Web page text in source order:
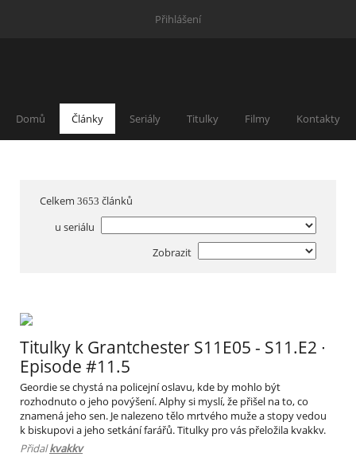
Přihlášení
Domů Články Seriály Titulky Filmy Kontakty
Celkem 3653 článků
u seriálu
Zobrazit
Titulky k Grantchester S11E05 - S11.E2 ∙
Episode #11.5
Geordie se chystá na policejní oslavu, kde by mohlo být
rozhodnuto o jeho povýšení. Alphy si myslí, že přišel na to, co
znamená jeho sen. Je nalezeno tělo mrtvého muže a stopy vedou
k biskupovi a jeho setkání farářů. Titulky pro vás přeložila kvakkv.
Přidalkvakkv